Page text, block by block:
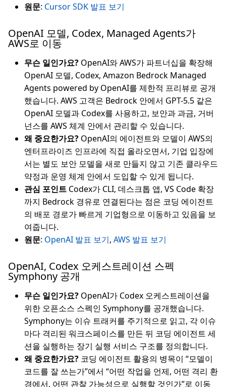
원문: Cursor SDK 발표 보기
OpenAI 모델, Codex, Managed Agents가
AWS로 이동
무슨 일인가요? OpenAI와 AWS가 파트너십을 확장해
OpenAI 모델, Codex, Amazon Bedrock Managed
Agents powered by OpenAI를 제한적 프리뷰로 공개
했습니다. AWS 고객은 Bedrock 안에서 GPT-5.5 같은
OpenAI 모델과 Codex를 사용하고, 보안과 과금, 거버
넌스를 AWS 체계 안에서 관리할 수 있습니다.
왜 중요한가요? OpenAI의 에이전트와 모델이 AWS의
엔터프라이즈 인프라에 직접 올라오면서, 기업 입장에
서는 별도 보안 모델을 새로 만들지 않고 기존 클라우드
약정과 운영 체계 안에서 도입할 수 있게 됩니다.
관심 포인트 Codex가 CLI, 데스크톱 앱, VS Code 확장
까지 Bedrock 경유로 연결된다는 점은 코딩 에이전트
의 배포 경로가 빠르게 기업형으로 이동하고 있음을 보
여줍니다.
원문: OpenAI 발표 보기, AWS 발표 보기
OpenAI, Codex 오케스트레이션 스펙
Symphony 공개
무슨 일인가요? OpenAI가 Codex 오케스트레이션을
위한 오픈소스 스펙인 Symphony를 공개했습니다.
Symphony는 이슈 트래커를 주기적으로 읽고, 각 이슈
마다 격리된 워크스페이스를 만든 뒤 코딩 에이전트 세
션을 실행하는 장기 실행 서비스 구조를 정의합니다.
왜 중요한가요? 코딩 에이전트 활용의 병목이 “모델이
코드를 잘 쓰는가”에서 “어떤 작업을 언제, 어떤 격리 환
경에서, 어떤 관찰 가능성으로 실행할 것인가”로 이동